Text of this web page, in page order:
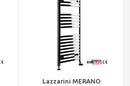
Lazzarini MERANO